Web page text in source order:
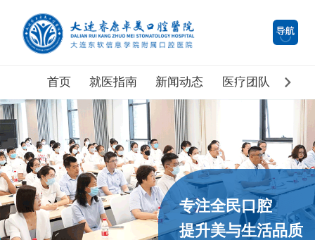
首页 就医指南 新闻动态 医疗团队 医院
专注全民口腔
提升美与生活品质